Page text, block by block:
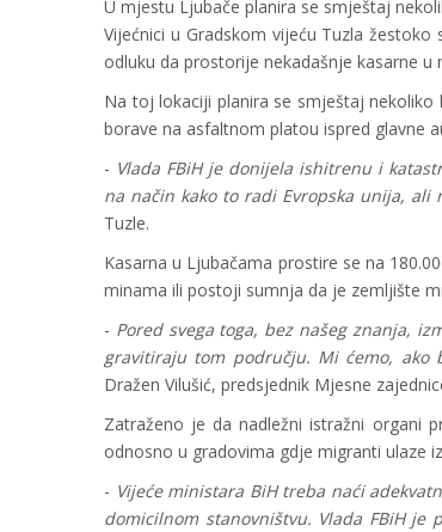
U mjestu Ljubače planira se smještaj
Vijećnici u Gradskom vijeću Tuzla
odluku da prostorije nekadašnje kasarne
Na toj lokaciji planira se smještaj
borave na asfaltnom platou ispred glavne
- Vlada FBiH je donijela ishitrenu i
na način kako to radi Evropska unija,
Tuzle.
Kasarna u Ljubačama prostire se na
minama ili postoji sumnja da je zemljište
- Pored svega toga, bez našeg znanja,
gravitiraju tom području. Mi ćemo, ako
Dražen Vilušić, predsjednik Mjesne
Zatraženo je da nadležni istražni organi
odnosno u gradovima gdje migranti ulaze
- Vijeće ministara BiH treba naći
domicilnom stanovništvu. Vlada FBiH